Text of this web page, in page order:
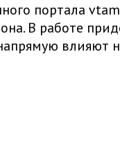
портала
В работе
влияют